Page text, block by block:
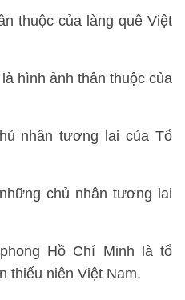
thuộc của làng quê Việt
hình ảnh thân thuộc của
nhân tương lai của Tổ
chủ nhân tương lai
Hồ Chí Minh là tổ
thiếu niên Việt Nam.